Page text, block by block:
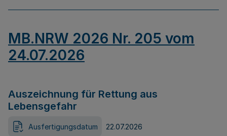
MB.NRW 2026 Nr. 205 vom
24.07.2026
Auszeichnung für Rettung aus
Lebensgefahr
Ausfertigungsdatum 22.07.2026